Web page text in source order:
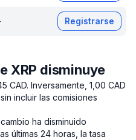
Registrarse
XRP disminuye
CAD. Inversamente, 1,00 CAD
incluir las comisiones
ha disminuido
últimas 24 horas, la tasa